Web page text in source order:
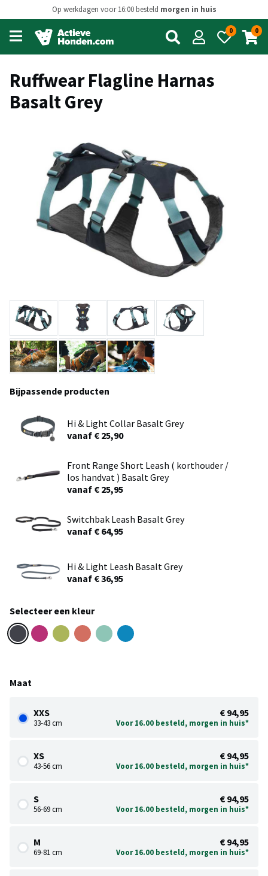
Op werkdagen voor 16:00 besteld morgen in huis
Open
main
menu
0 0
Ruffwear Flagline Harnas
Basalt Grey
Bijpassende producten
Hi & Light Collar Basalt Grey
vanaf € 25,90
Front Range Short Leash ( korthouder /
los handvat ) Basalt Grey
vanaf € 25,95
Switchbak Leash Basalt Grey
vanaf € 64,95
Hi & Light Leash Basalt Grey
vanaf € 36,95
Selecteer een kleur
Maat
XXS
33-43 cm
€ 94,95
Voor 16.00 besteld, morgen in huis*
XS
43-56 cm
€ 94,95
Voor 16.00 besteld, morgen in huis*
S
56-69 cm
€ 94,95
Voor 16.00 besteld, morgen in huis*
M
69-81 cm
€ 94,95
Voor 16.00 besteld, morgen in huis*